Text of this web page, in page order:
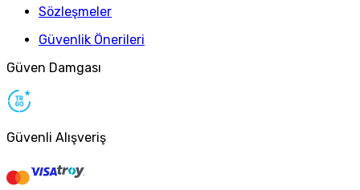
Sözleşmeler
Güvenlik Önerileri
Güven Damgası
Güvenli Alışveriş